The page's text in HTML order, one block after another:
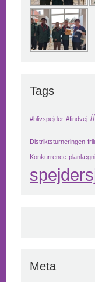
Tags
#blivspejder #findvej
Distriktsturneringen
Konkurrence
Meta